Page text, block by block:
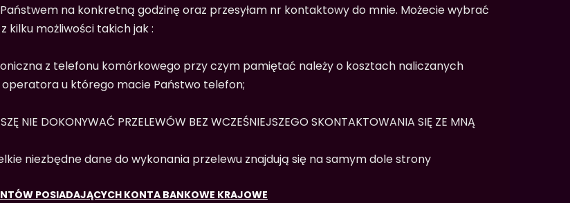
na konkretną godzinę oraz przesyłam nr kontaktowy do mnie. Możecie wybrać
kilku możliwości takich jak :
z telefonu komórkowego przy czym pamiętać należy o kosztach naliczanych
operatora u którego macie Państwo telefon;
NIE DOKONYWAĆ PRZELEWÓW BEZ WCZEŚNIEJSZEGO SKONTAKTOWANIA SIĘ ZE MNĄ
niezbędne dane do wykonania przelewu znajdują się na samym dole strony
POSIADAJĄCYCH KONTA BANKOWE KRAJOWE